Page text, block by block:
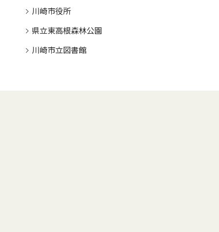
川崎市役所
県立東高根森林公園
川崎市立図書館